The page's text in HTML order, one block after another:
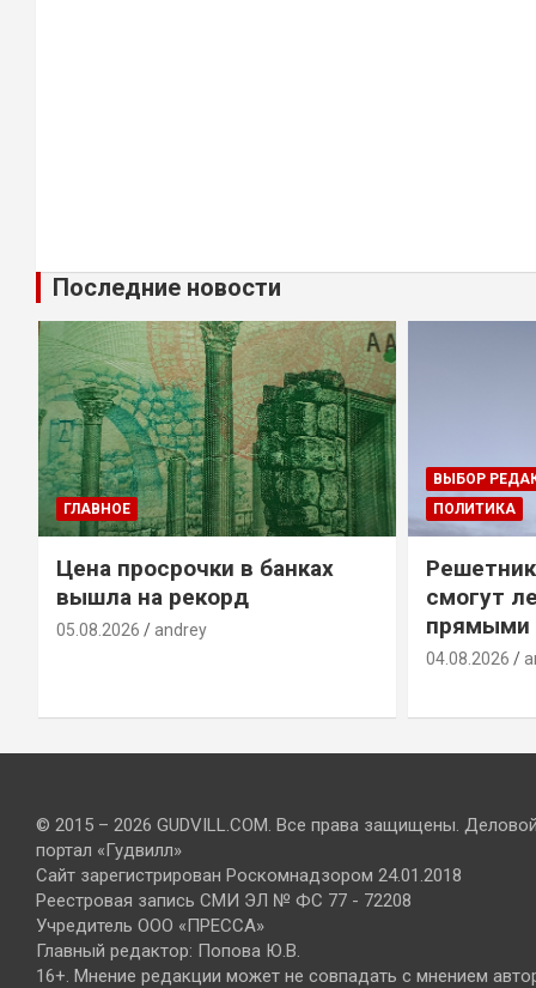
Последние новости
ГЛАВНОЕ
Цена просрочки в банках
вышла на рекорд
05.08.2026 andrey
ВЫБОР
ПОЛИТИКА
смогут
прямыми
04.08.2026
© 2015 – 2026 GUDVILL.COM. Все права защищены.
портал «Гудвилл»
Сайт зарегистрирован Роскомнадзором 24.01.2018
Реестровая запись СМИ ЭЛ № ФС 77 - 72208
Учредитель ООО «ПРЕССА»
Главный редактор: Попова Ю.В.
16+. Мнение редакции может не совпадать с мнением